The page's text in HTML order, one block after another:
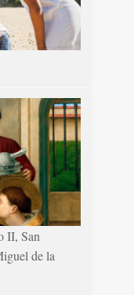
II, San
de la